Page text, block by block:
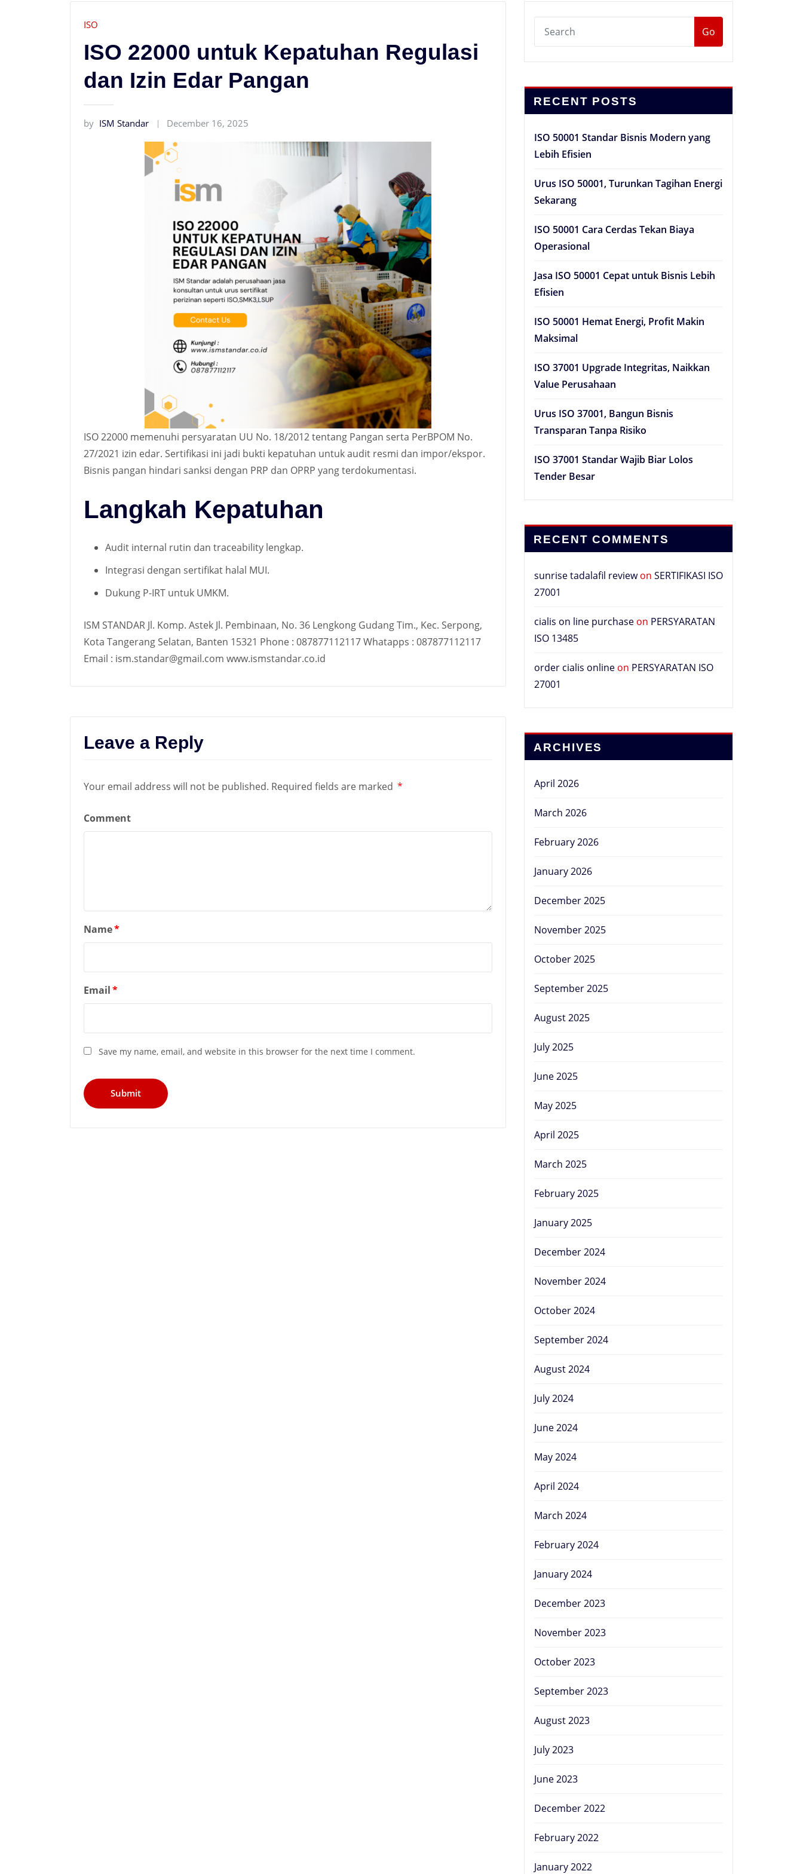
ISO
ISO 22000 untuk Kepatuhan Regulasi
dan Izin Edar Pangan
by ISM Standar December 16, 2025
ISO 22000 memenuhi persyaratan UU No. 18/2012 tentang Pangan serta PerBPOM No.
27/2021 izin edar. Sertifikasi ini jadi bukti kepatuhan untuk audit resmi dan impor/ekspor.
Bisnis pangan hindari sanksi dengan PRP dan OPRP yang terdokumentasi.
Langkah Kepatuhan
Audit internal rutin dan traceability lengkap.
Integrasi dengan sertifikat halal MUI.
Dukung P-IRT untuk UMKM.
ISM STANDAR Jl. Komp. Astek Jl. Pembinaan, No. 36 Lengkong Gudang Tim., Kec. Serpong,
Kota Tangerang Selatan, Banten 15321 Phone : 087877112117 Whatapps : 087877112117
Email : ism.standar@gmail.com www.ismstandar.co.id
Leave a Reply
Your email address will not be published. Required fields are marked *
Comment
Name*
Email*
Save my name, email, and website in this browser for the next time I comment.
Go
RECENT POSTS
ISO 50001 Standar Bisnis Modern yang
Lebih Efisien
Urus ISO 50001, Turunkan Tagihan Energi
Sekarang
ISO 50001 Cara Cerdas Tekan Biaya
Operasional
Jasa ISO 50001 Cepat untuk Bisnis Lebih
Efisien
ISO 50001 Hemat Energi, Profit Makin
Maksimal
ISO 37001 Upgrade Integritas, Naikkan
Value Perusahaan
Urus ISO 37001, Bangun Bisnis
Transparan Tanpa Risiko
ISO 37001 Standar Wajib Biar Lolos
Tender Besar
RECENT COMMENTS
sunrise tadalafil reviewon SERTIFIKASI ISO
27001
cialis on line purchase on PERSYARATAN
ISO 13485
order cialis online on PERSYARATAN ISO
27001
ARCHIVES
April 2026
March 2026
February 2026
January 2026
December 2025
November 2025
October 2025
September 2025
August 2025
July 2025
June 2025
May 2025
April 2025
March 2025
February 2025
January 2025
December 2024
November 2024
October 2024
September 2024
August 2024
July 2024
June 2024
May 2024
April 2024
March 2024
February 2024
January 2024
December 2023
November 2023
October 2023
September 2023
August 2023
July 2023
June 2023
December 2022
February 2022
January 2022